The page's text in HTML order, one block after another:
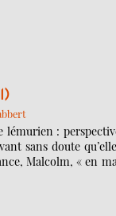
:
sans doute
Malcolm, « en